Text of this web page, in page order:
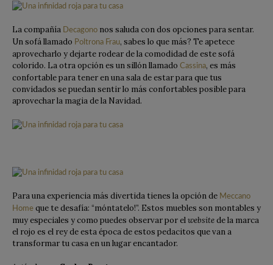
La compañía Decagono nos saluda con dos opciones para sentar.
Un sofá llamado Poltrona Frau, sabes lo que más? Te apetece
aprovecharlo y dejarte rodear de la comodidad de este sofá
colorido. La otra opción es un sillón llamado Cassina, es más
confortable para tener en una sala de estar para que tus
convidados se puedan sentir lo más confortables posible para
aprovechar la magia de la Navidad.
Para una experiencia más divertida tienes la opción de Meccano
Home que te desafía: “móntatelo!”. Estos muebles son montables y
muy especiales y como puedes observar por elwebsitede la marca
el rojo es el rey de esta época de estos pedacitos que van a
transformar tu casa en un lugar encantador.